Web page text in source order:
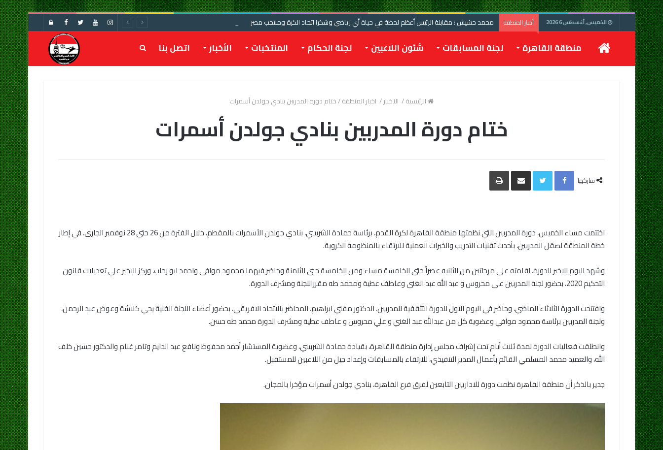
الخميس, أغسطس 6 2026 أخبار المنطقة محمد حشيش : مقابلة الرئيس أعظم لحظة في حياة أي رياضي وشكرا اتحاد الكرة ومنتخب مصر
تسجيل
الرئيسيةمنطقة القاهرة لجنة المسابقات شئون اللاعبين لجنة الحكام المنتخبات الأخبار اتصل بنا بحث
عن
الرئيسية/ الاخبار/ اخبار المنطقة/ختام دورة المدربين بنادي جولدن أسمرات
ختام دورة المدربين بنادي جولدن أسمرات
شاركها
Facebook
Twitter مشاركة
البريد
طباعة
اختتمت مساء الخميس، دورة المدربين التي نظمتها منطقة القاهرة لكرة القدم، برئاسة حمادة الشربيني، بنادي جولدن الأسمرات بالمقطم، خلال الفترة من 26 حتي 28 نوفمبر الجاري، في إطار
خطة المنطقة لصقل المدربين، بأحدث تقنيات التدريب والخبرات العملية للارتقاء بالمنظومة الكروية.
وشهد اليوم الاخير للدورة، اقامته علي مرحلتين من الثانيه عصراً حتى الخامسة مساء ومن الخامسة حتى الثامنة وحاضر فيهما محمود موافى واحمد ابو رحاب، وركز الاخير علي تعديلات قانون
التحكيم 2020، بحضور لجنة المدربين على محروس و عبد الله عبد الغنى وعاطف عطية ومحمد طه مقرراللجنة ومشرف الدورة.
وافتتحت الدورة الثلاثاء الماضي، وحاضر في اليوم الاول للدورة التثقفية للمدربين، الدكتور مفتي ابراهيم، المحاضر بالاتحاد الافريقي، بحضور أعضاء اللجنة الفنية يحي كلاشة وعوض عبد الرحمن،
ولجنة المدربين برئاسة محمود موافي وعضوية كل من عبدالله عبد الغني و علي محروس و عاطف عطية ومشرف الدورة محمد طه حسن.
وانطلقت فعاليات الدورة لمدة ثلاث أيام تحت إشراف مجلس إدارة منطقة القاهرة، بقيادة حمادة الشربيني، وعضوية المستشار أحمد محفوظ ونافع عبد الدايم وتامر غنام والدكتور حسين خلف
الله، والعميد محمد المسلمي القائم بأعمال المدير التنفيذي، للارتقاء بالمسابقات وإعداد جيل من اللاعبين للمستقبل.
جدير بالذكر أن منطقة القاهرة نظمت دورة للاداريين التابعين لفرق فرع القاهرة، بنادي جولدن أسمرات مؤخرا بالمجان.